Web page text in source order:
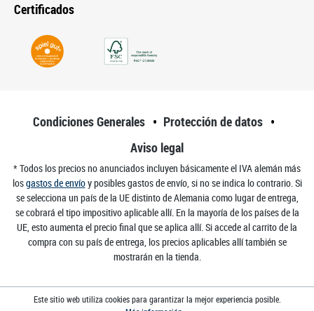
Certificados
Condiciones Generales
Protección de datos
Aviso legal
* Todos los precios no anunciados incluyen básicamente el IVA alemán más
losgastos de envíoy posibles gastos de envío, si no se indica lo contrario. Si
se selecciona un país de la UE distinto de Alemania como lugar de entrega,
se cobrará el tipo impositivo aplicable allí. En la mayoría de los países de la
UE, esto aumenta el precio final que se aplica allí. Si accede al carrito de la
compra con su país de entrega, los precios aplicables allí también se
mostrarán en la tienda.
Este sitio web utiliza cookies para garantizar la mejor experiencia posible.